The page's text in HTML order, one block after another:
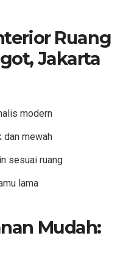
Ruang
Jakarta
modern
dan mewah
sesuai ruang
lama
Mudah: